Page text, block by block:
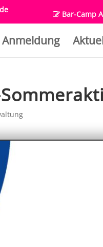
Bar-Camp
Anmeldung